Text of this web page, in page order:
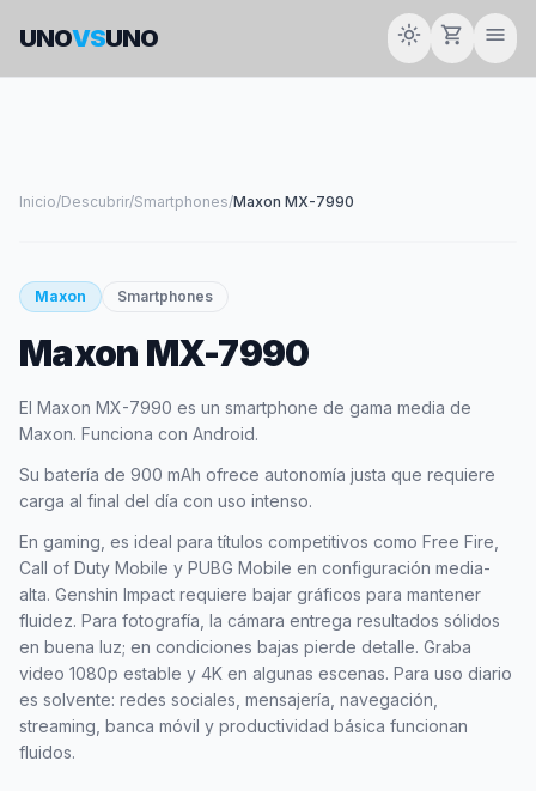
UNOVSUNO light_mode shopping_cart menu
Inicio/Descubrir/Smartphones/Maxon MX-7990
smartphone
MAXON
Maxon Smartphones
Maxon MX-7990
El Maxon MX-7990 es un smartphone de gama media de
Maxon. Funciona con Android.
Su batería de 900 mAh ofrece autonomía justa que requiere
carga al final del día con uso intenso.
En gaming, es ideal para títulos competitivos como Free Fire,
Call of Duty Mobile y PUBG Mobile en configuración media-
alta. Genshin Impact requiere bajar gráficos para mantener
fluidez. Para fotografía, la cámara entrega resultados sólidos
en buena luz; en condiciones bajas pierde detalle. Graba
video 1080p estable y 4K en algunas escenas. Para uso diario
es solvente: redes sociales, mensajería, navegación,
streaming, banca móvil y productividad básica funcionan
fluidos.